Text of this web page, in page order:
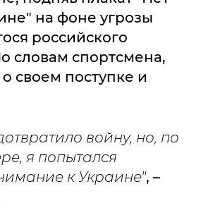
на фоне угрозы
российского
словам спортсмена,
своем поступке и
войну, но, по
я попытался
к Украине", –